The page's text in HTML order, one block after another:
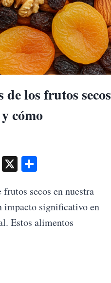
de los frutos secos
cómo
Pinterest
X
secos en nuestra
impacto significativo en
Estos alimentos